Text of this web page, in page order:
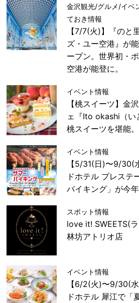
金沢観光/グルメ/イベ
ておき情報
【7/7(火)】『のと
ズ・ユー空港』が
ープン。世界初・
空港が能登に。
イベント情報
【桃スイーツ】金
ェ『Ito okashi（い
桃スイーツを堪能。
イベント情報
【5/31(日)〜9/30(
ドホテル プレステ
バイキング」が今年
スポット情報
love it! SWEETS(
林坊アトリオ店
イベント情報
【6/2(火)〜9/30(
ドホテル 犀江で「